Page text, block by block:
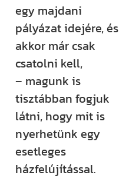
egy majdani
pályázat idejére, és
akkor már csak
csatolni kell,
– magunk is
tisztábban fogjuk
látni, hogy mit is
nyerhetünk egy
esetleges
házfelújítással.